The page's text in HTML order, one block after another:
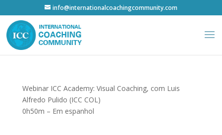
info@internationalcoachingcommunity.com
Webinar ICC Academy: Visual Coaching, com Luis
Alfredo Pulido (ICC COL)
0h50m – Em espanhol